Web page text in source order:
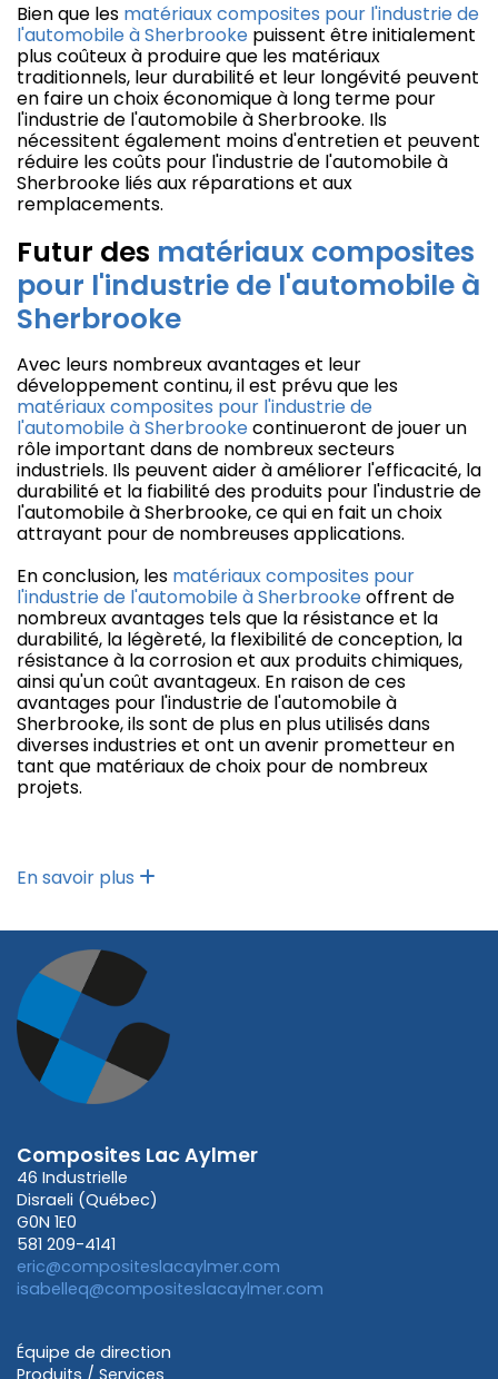
Bien que les matériaux composites pour l'industrie de
l'automobile à Sherbrooke puissent être initialement
plus coûteux à produire que les matériaux
traditionnels, leur durabilité et leur longévité peuvent
en faire un choix économique à long terme pour
l'industrie de l'automobile à Sherbrooke. Ils
nécessitent également moins d'entretien et peuvent
réduire les coûts pour l'industrie de l'automobile à
Sherbrooke liés aux réparations et aux
remplacements.
Futur des matériaux composites
pour l'industrie de l'automobile à
Sherbrooke
Avec leurs nombreux avantages et leur
développement continu, il est prévu que les
matériaux composites pour l'industrie de
l'automobile à Sherbrookecontinueront de jouer un
rôle important dans de nombreux secteurs
industriels. Ils peuvent aider à améliorer l'efficacité, la
durabilité et la fiabilité des produits pour l'industrie de
l'automobile à Sherbrooke, ce qui en fait un choix
attrayant pour de nombreuses applications.
En conclusion, les matériaux composites pour
l'industrie de l'automobile à Sherbrookeoffrent de
nombreux avantages tels que la résistance et la
durabilité, la légèreté, la flexibilité de conception, la
résistance à la corrosion et aux produits chimiques,
ainsi qu'un coût avantageux. En raison de ces
avantages pour l'industrie de l'automobile à
Sherbrooke, ils sont de plus en plus utilisés dans
diverses industries et ont un avenir prometteur en
tant que matériaux de choix pour de nombreux
projets.
En savoir plus
Composites Lac Aylmer
46 Industrielle
Disraeli (Québec)
G0N 1E0
581 209-4141
eric@compositeslacaylmer.com
isabelleq@compositeslacaylmer.com
Équipe de direction
Produits / Services